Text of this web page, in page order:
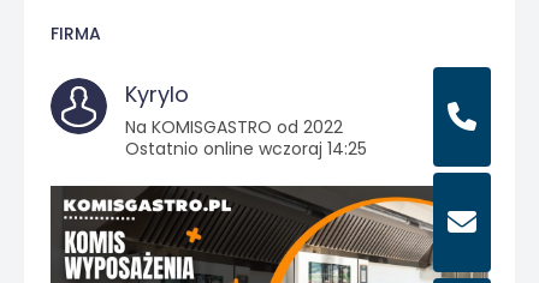
FIRMA
Kyrylo
Na KOMISGASTRO od 2022
Ostatnio online wczoraj 14:25